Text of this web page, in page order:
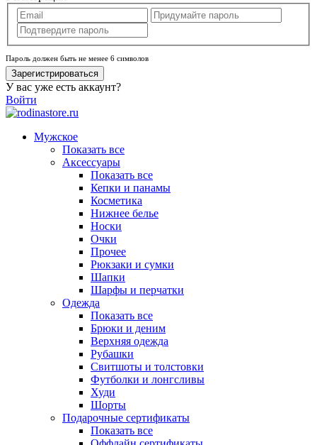
Пароль должен быть не менее 6 символов
Зарегистрироваться
У вас уже есть аккаунт?
Войти
Мужское
Показать все
Аксессуары
Показать все
Кепки и панамы
Косметика
Нижнее белье
Носки
Очки
Прочее
Рюкзаки и сумки
Шапки
Шарфы и перчатки
Одежда
Показать все
Брюки и деним
Верхняя одежда
Рубашки
Свитшоты и толстовки
Футболки и лонгсливы
Худи
Шорты
Подарочные сертификаты
Показать все